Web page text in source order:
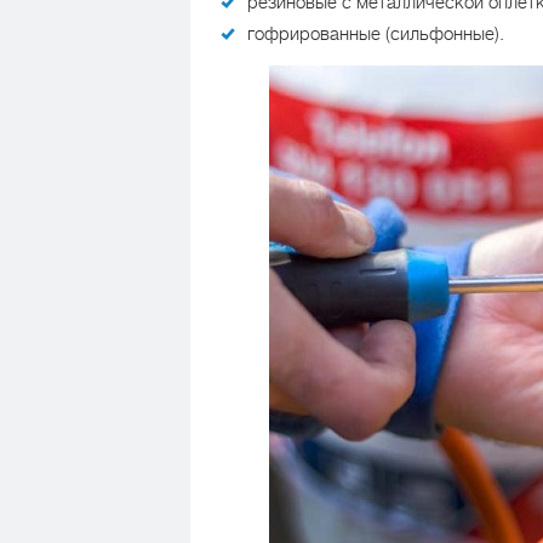
гофрированные (сильфонные).